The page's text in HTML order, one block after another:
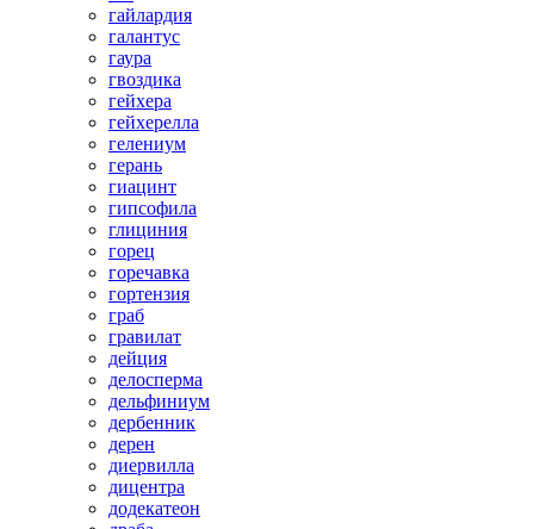
гайлардия
галантус
гаура
гвоздика
гейхера
гейхерелла
гелениум
герань
гиацинт
гипсофила
глициния
горец
горечавка
гортензия
граб
гравилат
дейция
делосперма
дельфиниум
дербенник
дерен
диервилла
дицентра
додекатеон